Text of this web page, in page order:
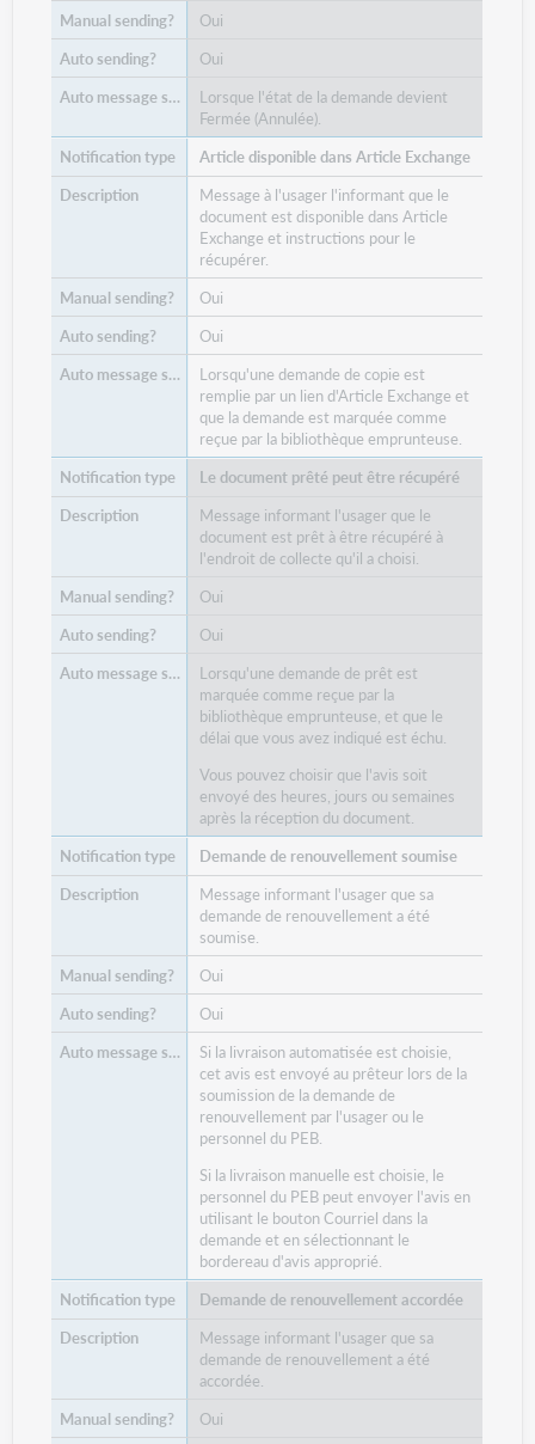
Oui
Oui
Lorsque l'état de la demande devient
Fermée (Annulée).
Article disponible dans Article Exchange
Message à l'usager l'informant que le
document est disponible dans Article
Exchange et instructions pour le
récupérer.
Oui
Oui
Lorsqu'une demande de copie est
remplie par un lien d'Article Exchange et
que la demande est marquée comme
reçue par la bibliothèque emprunteuse.
Le document prêté peut être récupéré
Message informant l'usager que le
document est prêt à être récupéré à
l'endroit de collecte qu'il a choisi.
Oui
Oui
Lorsqu'une demande de prêt est
marquée comme reçue par la
bibliothèque emprunteuse, et que le
délai que vous avez indiqué est échu.
Vous pouvez choisir que l'avis soit
envoyé des heures, jours ou semaines
après la réception du document.
Demande de renouvellement soumise
Message informant l'usager que sa
demande de renouvellement a été
soumise.
Oui
Oui
Si la livraison automatisée est choisie,
cet avis est envoyé au prêteur lors de la
soumission de la demande de
renouvellement par l'usager ou le
personnel du PEB.
Si la livraison manuelle est choisie, le
personnel du PEB peut envoyer l'avis en
utilisant le bouton Courriel dans la
demande et en sélectionnant le
bordereau d'avis approprié.
Demande de renouvellement accordée
Message informant l'usager que sa
demande de renouvellement a été
accordée.
Oui